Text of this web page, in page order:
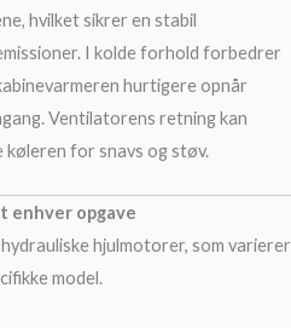
hvilket sikrer en stabil
I kolde forhold forbedrer
hurtigere opnår
Ventilatorens retning kan
for snavs og støv.
enhver opgave
hjulmotorer, som varierer
model.